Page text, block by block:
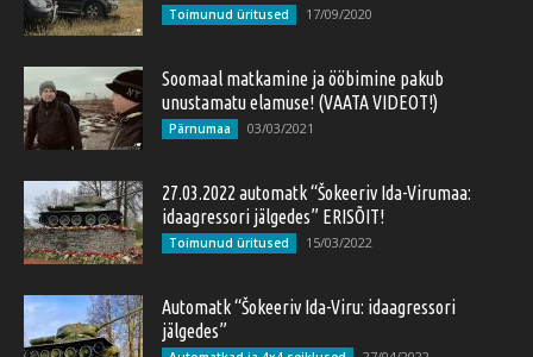
Toimunud üritused 17/09/2020
Soomaal matkamine ja ööbimine pakub
unustamatu elamuse! (VAATA VIDEOT!)
Pärnumaa 03/03/2021
27.03.2022 automatk “Šokeeriv Ida-Virumaa:
idaagressori jälgedes” ERISÕIT!
Toimunud üritused 15/03/2022
Automatk “Šokeeriv Ida-Viru: idaagressori
jälgedes”